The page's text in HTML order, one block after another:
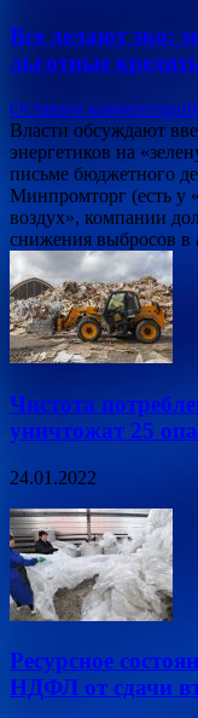
Все делают эко:
льготные
Оставьте комментарий
Власти обсуждают
энергетиков на
письме бюджетного
Минпромторг (есть у
воздух», компании
снижения выбросов в
Чистота
уничтожат 25
24.01.2022
Ресурсное
НДФЛ от сдачи